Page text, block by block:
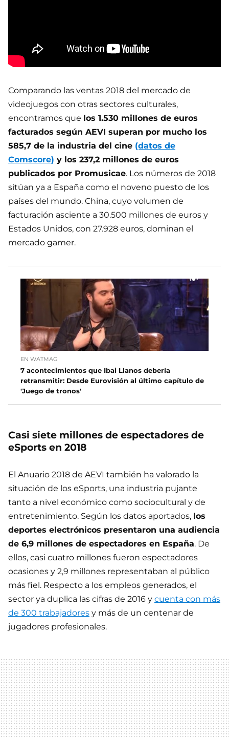
Comparando las ventas 2018 del mercado de
videojuegos con otras sectores culturales,
encontramos que los 1.530 millones de euros
facturados según AEVI superan por mucho los
585,7 de la industria del cine (datos de
Comscore) y los 237,2 millones de euros
publicados por Promusicae. Los números de 2018
sitúan ya a España como el noveno puesto de los
países del mundo. China, cuyo volumen de
facturación asciente a 30.500 millones de euros y
Estados Unidos, con 27.928 euros, dominan el
mercado gamer.
EN WATMAG
7 acontecimientos que Ibai Llanos debería
retransmitir: Desde Eurovisión al último capítulo de
'Juego de tronos'
Casi siete millones de espectadores de
eSports en 2018
El Anuario 2018 de AEVI también ha valorado la
situación de los eSports, una industria pujante
tanto a nivel económico como sociocultural y de
entretenimiento. Según los datos aportados, los
deportes electrónicos presentaron una audiencia
de 6,9 millones de espectadores en España. De
ellos, casi cuatro millones fueron espectadores
ocasiones y 2,9 millones representaban al público
más fiel. Respecto a los empleos generados, el
sector ya duplica las cifras de 2016 y cuenta con más
de 300 trabajadores y más de un centenar de
jugadores profesionales.